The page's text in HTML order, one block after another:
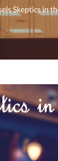
Skeptics in